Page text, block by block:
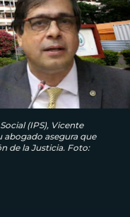
(IPS), Vicente
abogado asegura que
de la Justicia. Foto: